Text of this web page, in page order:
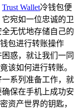
Trust Wallet冷钱包便
宛如一位忠诚的卫
无忧地存储自己的
包进行转账操作
惑，就让我们一同
该如何进行转账。
系列准备工作，就
保在手机上成功安
资产世界的钥匙，